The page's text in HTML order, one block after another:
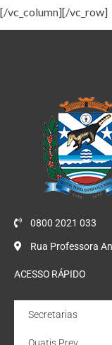
[/vc_column][/vc_row]
0800 2021 033
Rua Professora
ACESSO RÁPIDO
Secretarias